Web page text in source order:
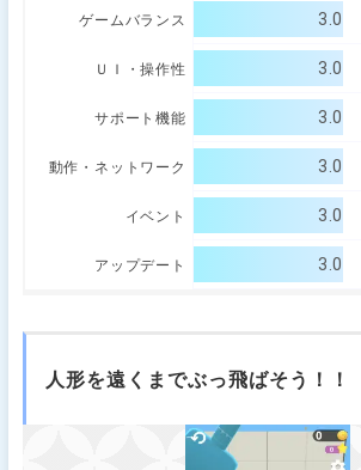
ゲームバランス 3.0
ＵＩ・操作性 3.0
サポート機能 3.0
動作・ネットワーク 3.0
イベント 3.0
アップデート 3.0
人形を遠くまでぶっ飛ばそう！！